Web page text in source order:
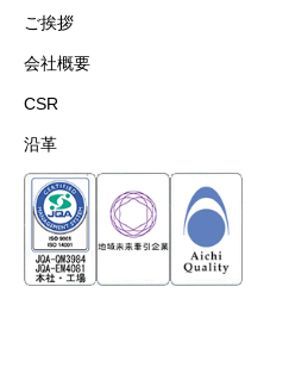
ご挨拶
会社概要
CSR
沿革